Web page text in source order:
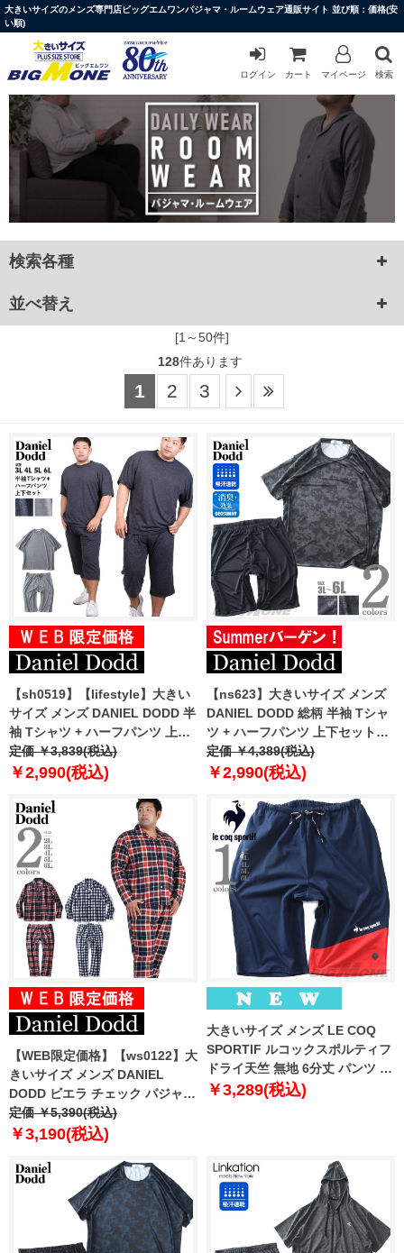
大きいサイズのメンズ専門店ビッグエムワンパジャマ・ルームウェア通販サイト 並び順：価格(安
い順)
ログイン カート マイページ 検索
検索各種
並べ替え
[1～50件]
128件あります
1 2 3
【sh0519】【lifestyle】大きい
サイズ メンズ DANIEL DODD 半
袖 Tシャツ + ハーフパンツ 上下
セット azts-220201
定価 ￥3,839(税込)
￥2,990(税込)
【ns623】大きいサイズ メンズ
DANIEL DODD 総柄 半袖 Tシャ
ツ + ハーフパンツ 上下セット
azts-250201
定価 ￥4,389(税込)
￥2,990(税込)
【WEB限定価格】【ws0122】大
きいサイズ メンズ DANIEL
DODD ビエラ チェック パジャマ
azpj-190506
定価 ￥5,390(税込)
￥3,190(税込)
大きいサイズ メンズ LE COQ
SPORTIF ルコックスポルティフ
ドライ天竺 無地 6分丈 パンツ ル
ームパンツ 春夏新作 27631jh
￥3,289(税込)